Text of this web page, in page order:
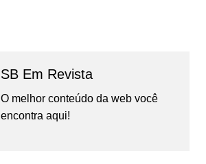
SB Em Revista
O melhor conteúdo da web você
encontra aqui!